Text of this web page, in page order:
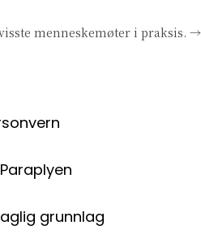
menneskemøter i praksis. →
grunnlag